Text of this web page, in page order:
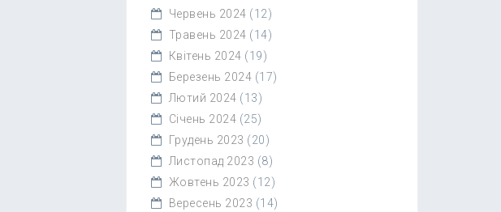
Червень 2024 (12)
Травень 2024 (14)
Квітень 2024 (19)
Березень 2024 (17)
Лютий 2024 (13)
Січень 2024 (25)
Грудень 2023 (20)
Листопад 2023 (8)
Жовтень 2023 (12)
Вересень 2023 (14)